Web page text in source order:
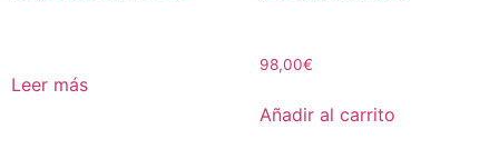
Leer más
98,00€
Añadir al carrito